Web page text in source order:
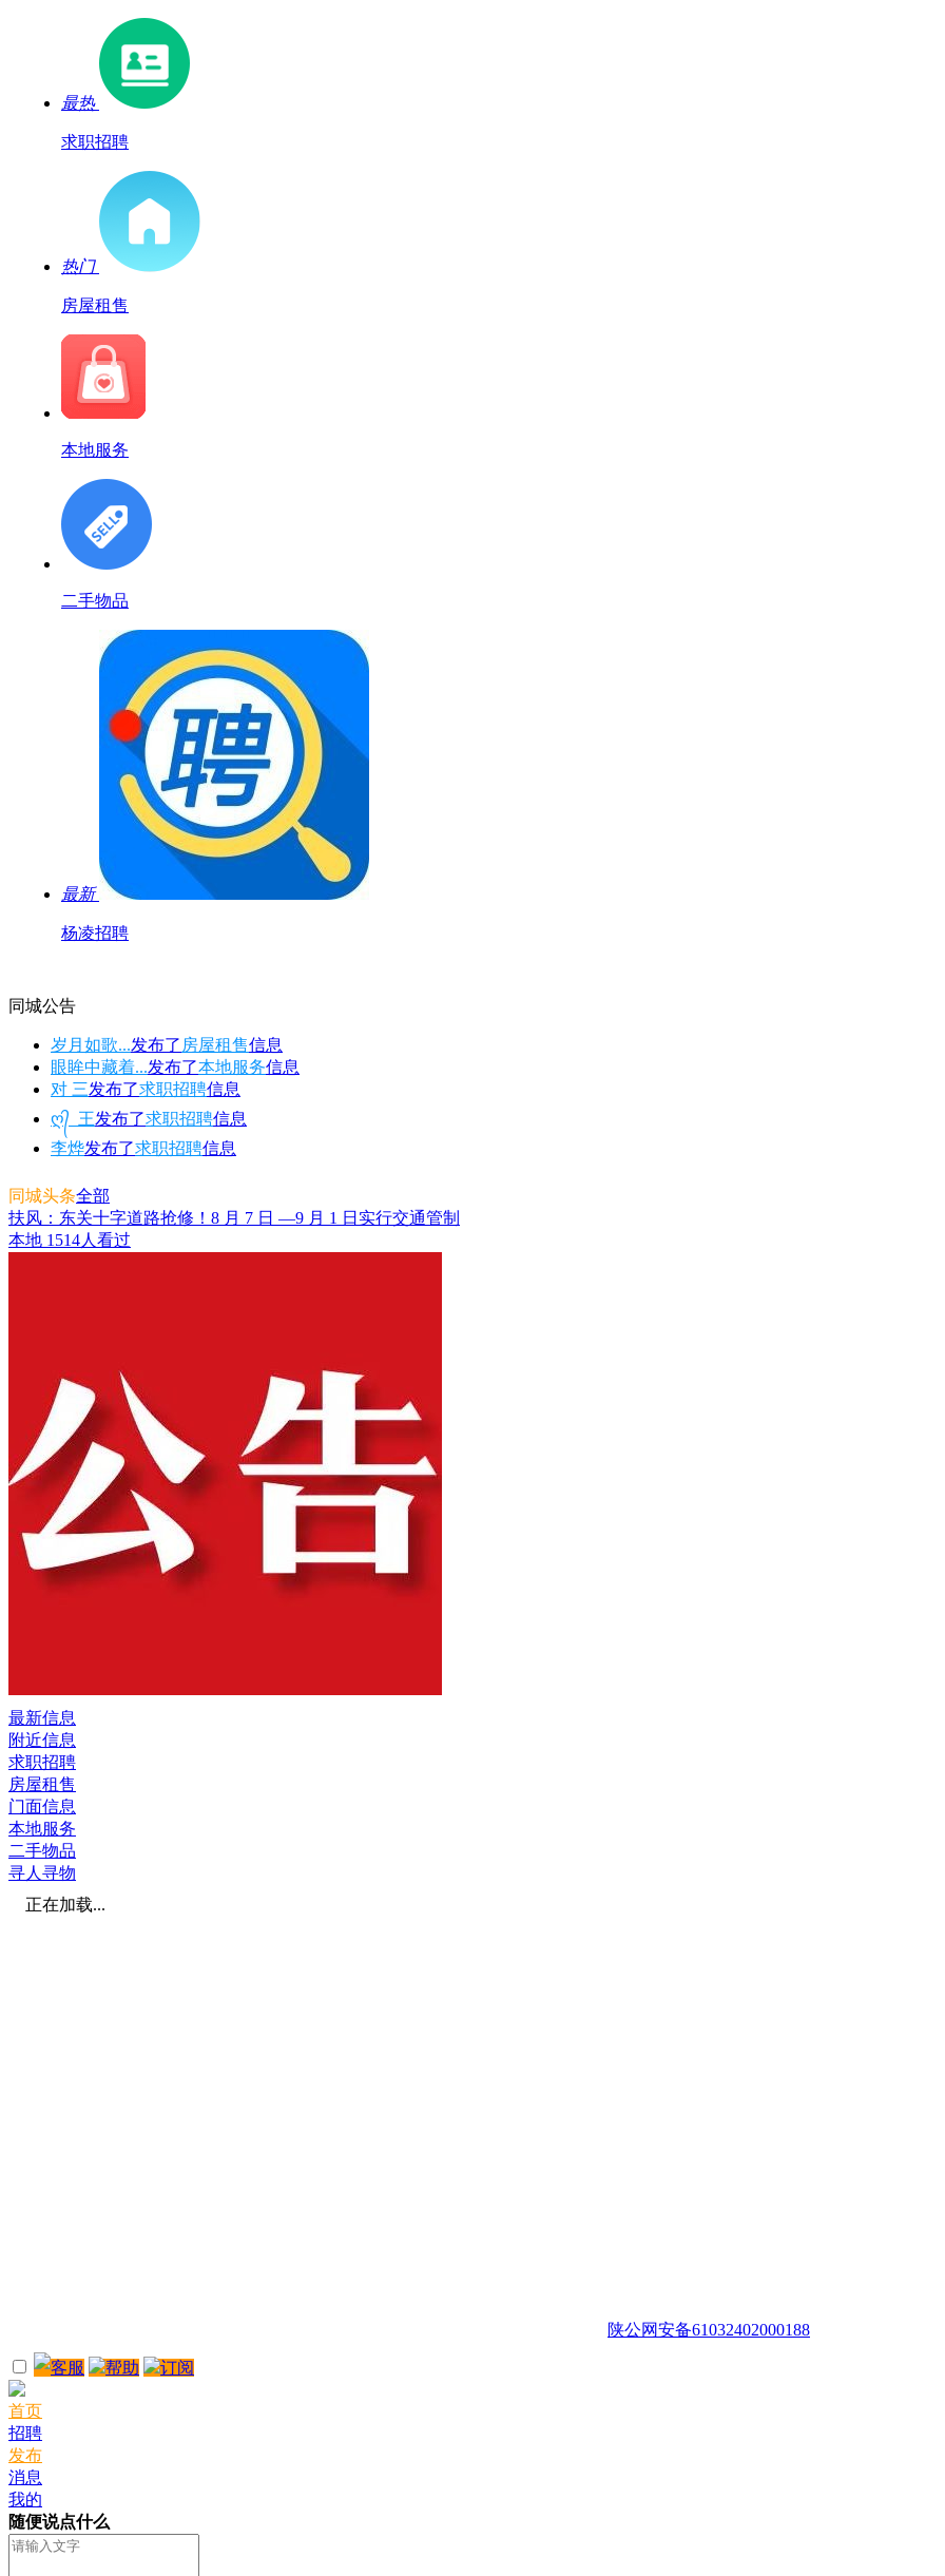
最热
求职招聘
热门
房屋租售
本地服务
二手物品
最新
杨凌招聘
同城公告
岁月如歌...发布了 房屋租售信息
眼眸中藏着...发布了本地服务信息
对 三发布了求职招聘信息
ღ᭄_王发布了求职招聘信息
李烨发布了求职招聘信息
同城头条全部
扶风：东关十字道路抢修！8 月 7 日 —9 月 1 日实行交通管制
本地 1514人看过
最新信息
附近信息
求职招聘
房屋租售
门面信息
本地服务
二手物品
寻人寻物
正在加载...
陕公网安备61032402000188
客服 帮助 订阅
首页
招聘
发布
消息
我的
随便说点什么